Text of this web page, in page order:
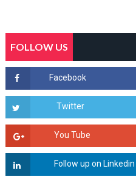
FOLLOW US